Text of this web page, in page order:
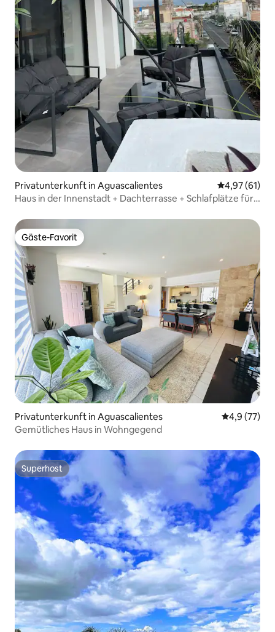
Privatunterkunft in Aguascalientes
4,97 (61)
Haus in der Innenstadt + Dachterrasse + Schlafplätze für
Gäste-Favorit
Gäste-Favorit
Privatunterkunft in Aguascalientes
4,9 (77)
Gemütliches Haus in Wohngegend
Superhost
Superhost